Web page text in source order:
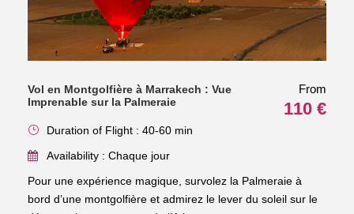
Vol en Montgolfière à Marrakech : Vue
Imprenable sur la Palmeraie
From
110 €
Duration of Flight : 40-60 min
Availability : Chaque jour
Pour une expérience magique, survolez la Palmeraie à
bord d’une montgolfière et admirez le lever du soleil sur le